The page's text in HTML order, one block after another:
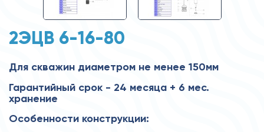
2ЭЦВ 6-16-80
Для скважин диаметром не менее 150мм
Гарантийный срок - 24 месяца + 6 мес.
хранение
Особенности конструкции: